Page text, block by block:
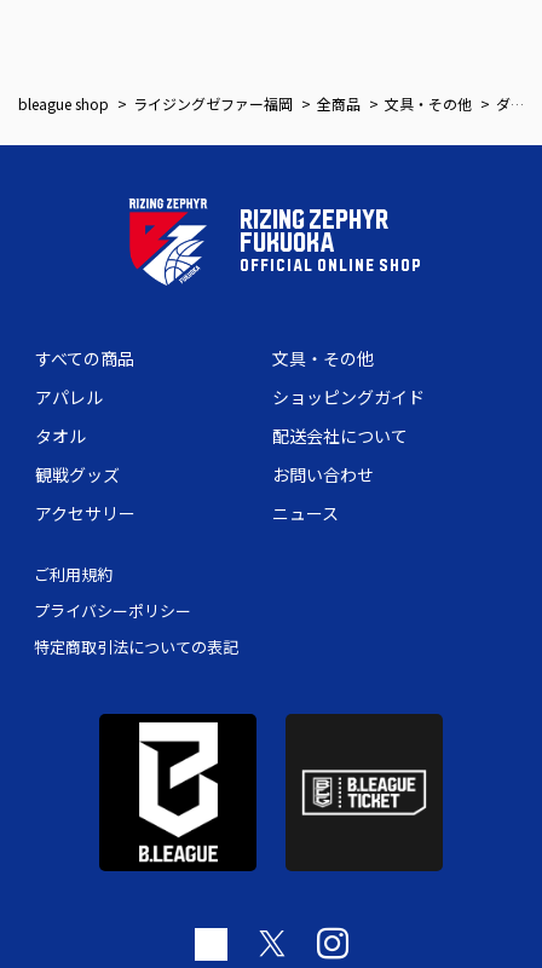
bleague shop ライジングゼファー福岡 全商品 文具・その他 ダイカットステッカー大（ロゴ）
RIZING ZEPHYR
FUKUOKA
OFFICIAL ONLINE SHOP
すべての商品
アパレル
タオル
観戦グッズ
アクセサリー
文具・その他
ショッピングガイド
配送会社について
お問い合わせ
ニュース
ご利用規約
プライバシーポリシー
特定商取引法についての表記